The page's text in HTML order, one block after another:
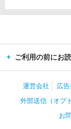
ご利用の前にお
運営会社 広
外部送信（オプ
お